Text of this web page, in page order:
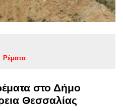
Ρέματα
στο Δήμο
Θεσσαλίας